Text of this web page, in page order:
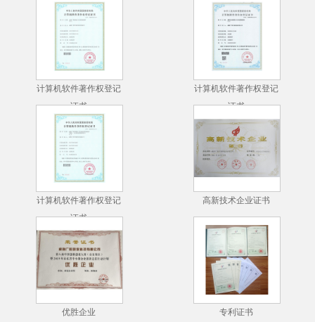
计算机软件著作权登记
证书
计算机软件著作权登记
证书
计算机软件著作权登记
证书
高新技术企业证书
优胜企业 专利证书